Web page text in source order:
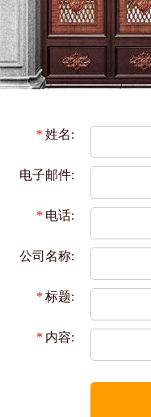
* 姓名:
电子邮件:
* 电话:
公司名称:
* 标题:
* 内容: